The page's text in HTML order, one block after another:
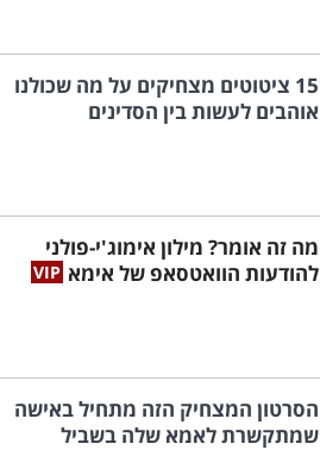
15 ציטוטים מצחיקים על מה שכולנו
אוהבים לעשות בין הסדינים
מה זה אומר? מילון אימוג'י-פולני
להודעות הוואטסאפ של אימא
הסרטון המצחיק הזה מתחיל באישה
שמתקשרת לאמא שלה בשביל